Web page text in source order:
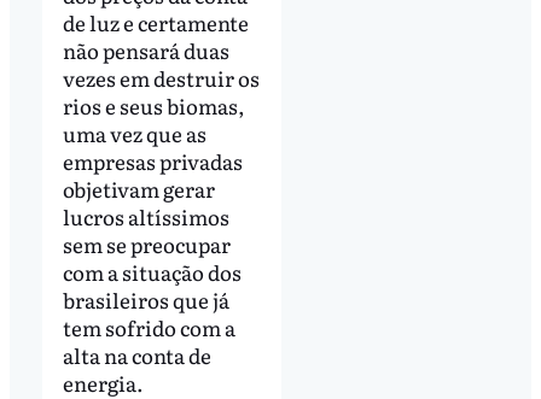
de luz e certamente
não pensará duas
vezes em destruir os
rios e seus biomas,
uma vez que as
empresas privadas
objetivam gerar
lucros altíssimos
sem se preocupar
com a situação dos
brasileiros que já
tem sofrido com a
alta na conta de
energia.